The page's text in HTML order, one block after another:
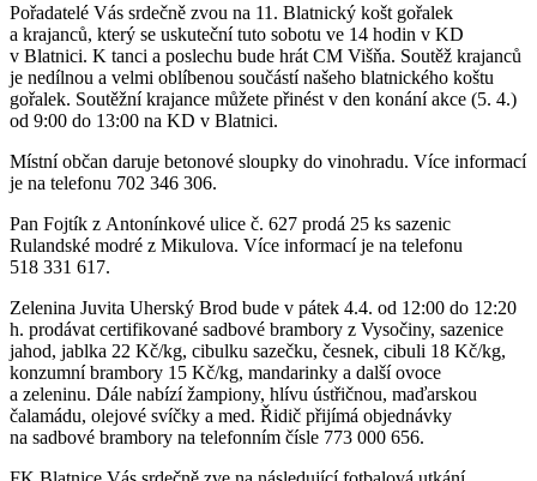
Pořadatelé Vás srdečně zvou na 11. Blatnický košt gořalek
a krajanců, který se uskuteční tuto sobotu ve 14 hodin v KD
v Blatnici. K tanci a poslechu bude hrát CM Višňa. Soutěž krajanců
je nedílnou a velmi oblíbenou součástí našeho blatnického koštu
gořalek. Soutěžní krajance můžete přinést v den konání akce (5. 4.)
od 9:00 do 13:00 na KD v Blatnici.
Místní občan daruje betonové sloupky do vinohradu. Více informací
je na telefonu 702 346 306.
Pan Fojtík z Antonínkové ulice č. 627 prodá 25 ks sazenic
Rulandské modré z Mikulova. Více informací je na telefonu
518 331 617.
Zelenina Juvita Uherský Brod bude v pátek 4.4. od 12:00 do 12:20
h. prodávat certifikované sadbové brambory z Vysočiny, sazenice
jahod, jablka 22 Kč/kg, cibulku sazečku, česnek, cibuli 18 Kč/kg,
konzumní brambory 15 Kč/kg, mandarinky a další ovoce
a zeleninu. Dále nabízí žampiony, hlívu ústřičnou, maďarskou
čalamádu, olejové svíčky a med. Řidič přijímá objednávky
na sadbové brambory na telefonním čísle 773 000 656.